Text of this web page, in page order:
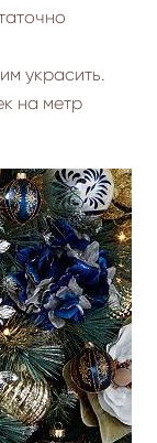
украсить.
на метр